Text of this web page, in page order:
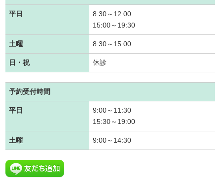
平日
8:30～12:00
15:00～19:30
土曜 8:30～15:00
日・祝 休診
予約受付時間
平日
9:00～11:30
15:30～19:00
土曜 9:00～14:30